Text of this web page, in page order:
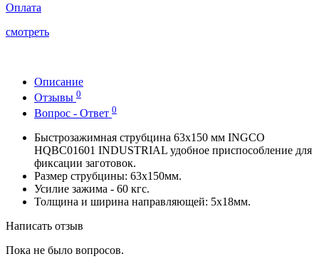
Оплата
смотреть
Описание
Отзывы 0
Вопрос - Ответ 0
Быстрозажимная струбцина 63х150 мм INGCO
HQBC01601 INDUSTRIAL удобное приспособление для
фиксации заготовок.
Размер струбцины: 63х150мм.
Усилие зажима - 60 кгс.
Толщина и ширина направляющей: 5х18мм.
Написать отзыв
Пока не было вопросов.